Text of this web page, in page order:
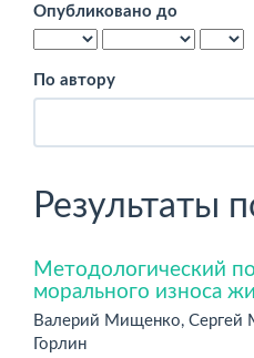
Опубликовано до
По автору
Результаты
Методологический
морального износа
Валерий Мищенко, Сергей
Горлин